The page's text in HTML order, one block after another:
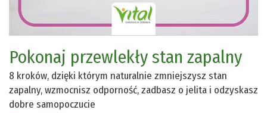
Pokonaj przewlekły stan zapalny
8 kroków, dzięki którym naturalnie zmniejszysz stan
zapalny, wzmocnisz odporność, zadbasz o jelita i odzyskasz
dobre samopoczucie